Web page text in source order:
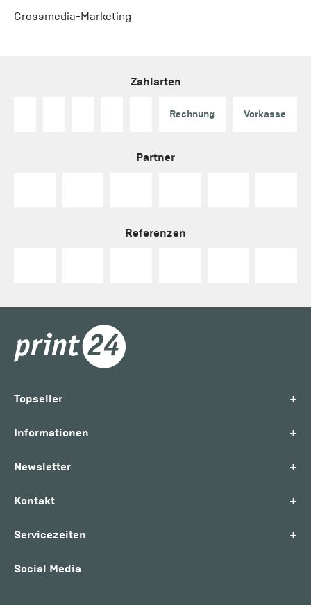
Crossmedia-Marketing
Zahlarten
Rechnung Vorkasse
Partner
Referenzen
Topseller +
Informationen +
Newsletter +
Kontakt +
Servicezeiten +
Social Media